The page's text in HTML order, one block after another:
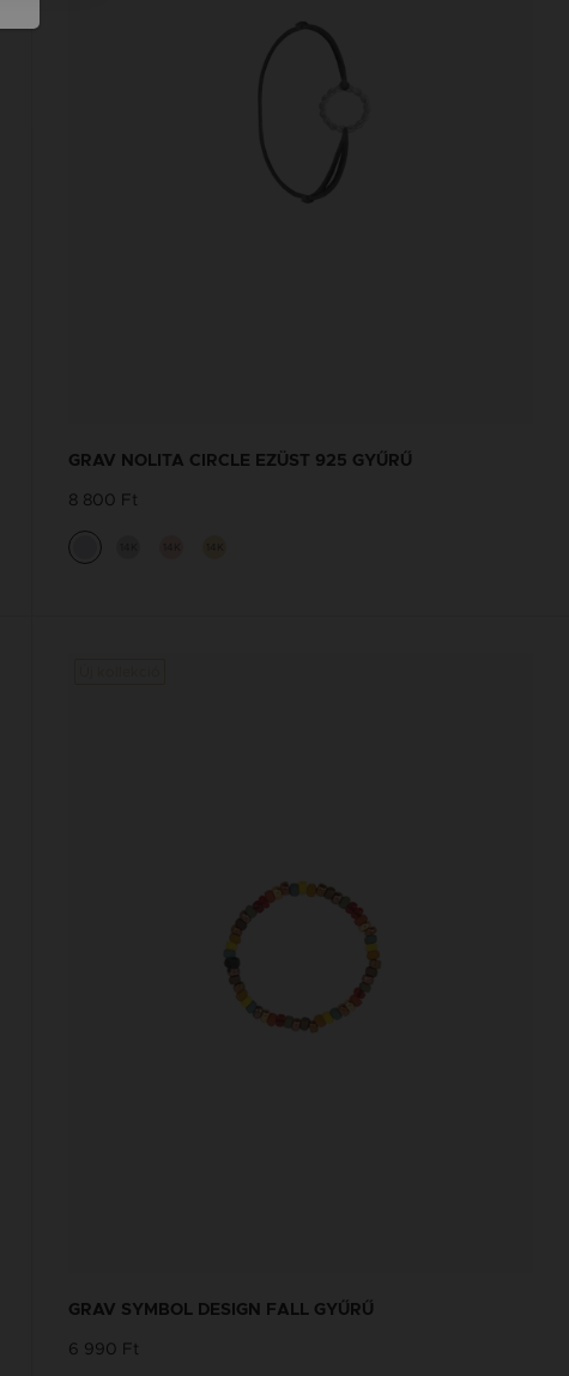
GRAV NOLITA CIRCLE EZÜST 925 GYŰRŰ
8 800 Ft
GRAV SYMBOL DESIGN FALL GYŰRŰ
6 990 Ft